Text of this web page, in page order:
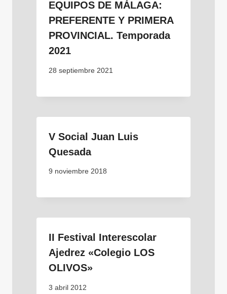
EQUIPOS DE MÁLAGA:
PREFERENTE Y PRIMERA
PROVINCIAL. Temporada
2021
28 septiembre 2021
V Social Juan Luis
Quesada
9 noviembre 2018
II Festival Interescolar
Ajedrez «Colegio LOS
OLIVOS»
3 abril 2012